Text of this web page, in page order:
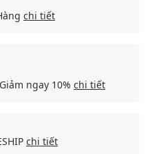
chi tiết
ngay 10% chi tiết
chi tiết